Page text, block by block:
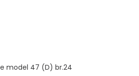
model 47 (D) br.24